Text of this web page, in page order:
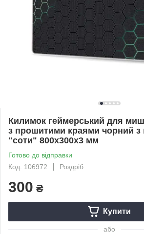
Килимок геймерський для
з прошитими краями чорний
"соти" 800х300х3 мм
Готово до відправки
Код: 106972
Роздріб
300 ₴
Купити
або